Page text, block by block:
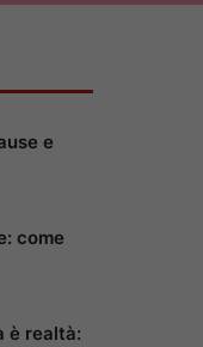
e
come
è realtà: